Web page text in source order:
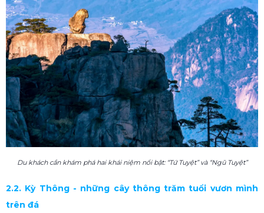
Du khách cần khám phá hai khái niệm nổi bật: “Tứ Tuyệt” và “Ngũ Tuyệt”
2.2. Kỳ Thông - những cây thông trăm tuổi vươn mình
trên đá